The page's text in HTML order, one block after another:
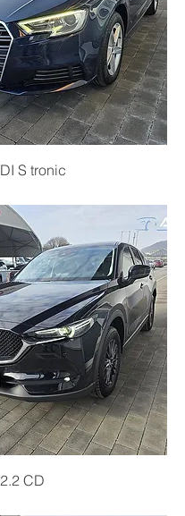
S tronic
CD